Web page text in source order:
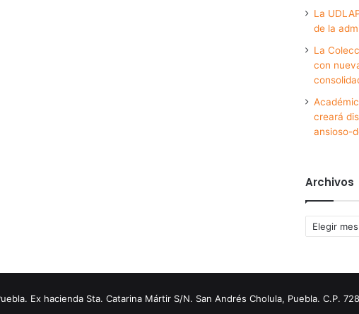
La
de la
La
con
creará
ansioso-
Archivos
Archivos
Ex hacienda Sta. Catarina Mártir S/N. San Andrés Cholula, Puebla. C.P.